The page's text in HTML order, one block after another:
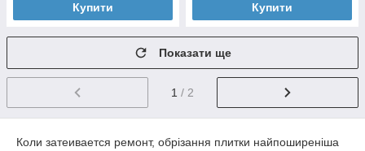
Купити Купити
Показати ще
1 / 2
Коли затеивается ремонт, обрізання плитки найпоширеніша